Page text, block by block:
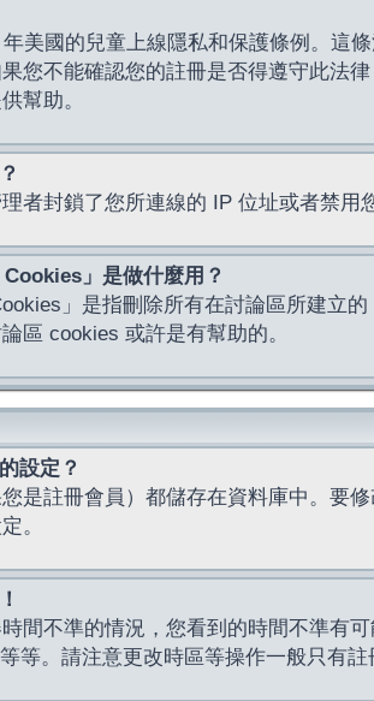
年美國的兒童上線隱私和保護條例。這
您不能確認您的註冊是否得遵守此法
幫助。
者封鎖了您所連線的 IP 位址或者禁用
」是做什麼用？
」是指刪除所有在討論區所建立
區 cookies 或許是有幫助的。
設定？
是註冊會員）都儲存在資料庫中。要
。
間不準的情況，您看到的時間不準有
等。請注意更改時區等操作一般只有